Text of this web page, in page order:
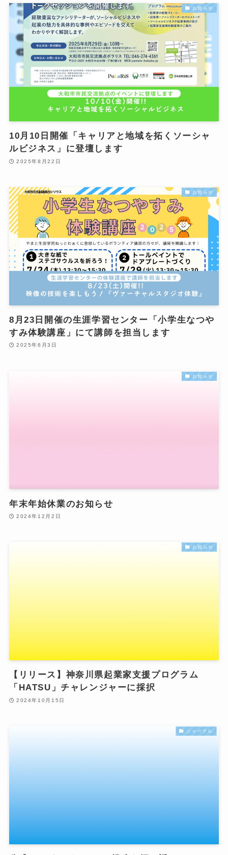
お知らせ
10月10日開催「キャリアと地域を拓くソーシャ
ルビジネス」に登壇します
2025年8月22日
お知らせ
8月23日開催の生涯学習センター「小学生なつや
すみ体験講座」にて講師を担当します
2025年6月3日
お知らせ
年末年始休業のお知らせ
2024年12月2日
お知らせ
【リリース】神奈川県起業家支援プログラム
「HATSU」チャレンジャーに採択
2024年10月15日
ジャーナル